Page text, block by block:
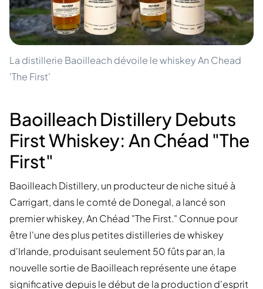
La distillerie Baoilleach dévoile le whiskey An Chead
'The First'
Baoilleach Distillery Debuts
First Whiskey: An Chéad "The
First"
Baoilleach Distillery, un producteur de niche situé à
Carrigart, dans le comté de Donegal, a lancé son
premier whiskey, An Chéad "The First." Connue pour
être l'une des plus petites distilleries de whiskey
d'Irlande, produisant seulement 50 fûts par an, la
nouvelle sortie de Baoilleach représente une étape
significative depuis le début de la production d'esprit